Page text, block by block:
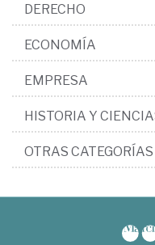
DERECHO
ECONOMÍA
EMPRESA
HISTORIA Y
OTRAS CATEGORÍAS